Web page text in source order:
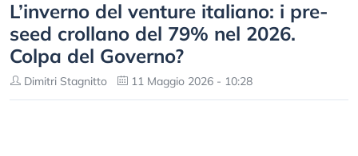
L’inverno del venture italiano: i pre-
seed crollano del 79% nel 2026.
Colpa del Governo?
Dimitri Stagnitto 11 Maggio 2026 - 10:28